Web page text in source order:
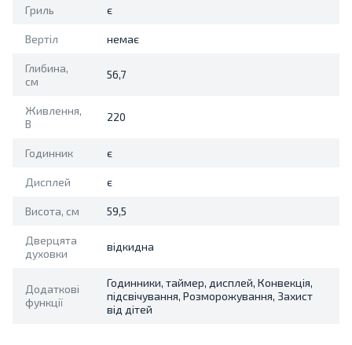
Гриль є
Вертіл немає
Глибина,
см
56,7
Живлення,
В
220
Годинник є
Дисплей є
Висота, см 59,5
Дверцята
духовки
відкидна
Додаткові
функції
Годинники, таймер, дисплей, Конвекція,
підсвічування, Розморожування, Захист
від дітей